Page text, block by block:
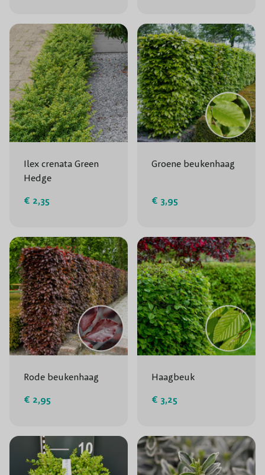
Ilex crenata Green
Hedge
€ 2,35
Groene beukenhaag
€ 3,95
Rode beukenhaag
€ 2,95
Haagbeuk
€ 3,25